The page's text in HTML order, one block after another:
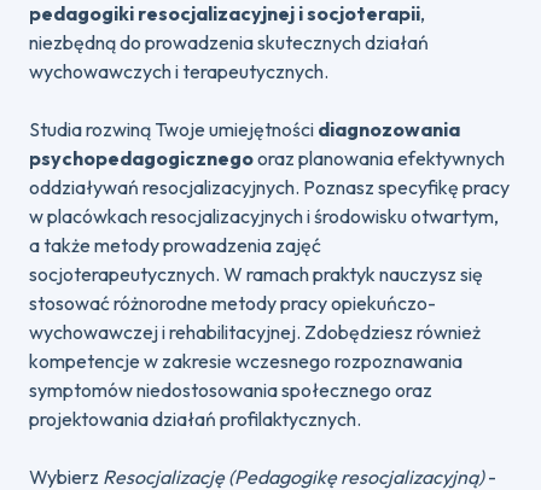
pedagogiki resocjalizacyjnej i socjoterapii,
niezbędną do prowadzenia skutecznych działań
wychowawczych i terapeutycznych.
Studia rozwiną Twoje umiejętności diagnozowania
psychopedagogicznegooraz planowania efektywnych
oddziaływań resocjalizacyjnych. Poznasz specyfikę pracy
w placówkach resocjalizacyjnych i środowisku otwartym,
a także metody prowadzenia zajęć
socjoterapeutycznych. W ramach praktyk nauczysz się
stosować różnorodne metody pracy opiekuńczo-
wychowawczej i rehabilitacyjnej. Zdobędziesz również
kompetencje w zakresie wczesnego rozpoznawania
symptomów niedostosowania społecznego oraz
projektowania działań profilaktycznych.
Wybierz Resocjalizację (Pedagogikę resocjalizacyjną)-